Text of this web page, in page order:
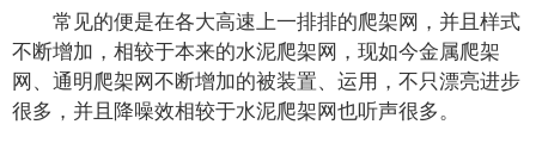
常见的便是在各大高速上一排排的爬架网，并且样式
不断增加，相较于本来的水泥爬架网，现如今金属爬架
网、通明爬架网不断增加的被装置、运用，不只漂亮进步
很多，并且降噪效相较于水泥爬架网也听声很多。